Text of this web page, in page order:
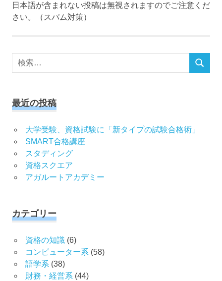
日本語が含まれない投稿は無視されますのでご注意くだ
さい。（スパム対策）
検
検
最近の投稿
大学受験、資格試験に「新タイプの試験合格術」
SMART合格講座
スタディング
資格スクエア
アガルートアカデミー
カテゴリー
資格の知識(6)
コンピューター系(58)
語学系(38)
財務・経営系(44)